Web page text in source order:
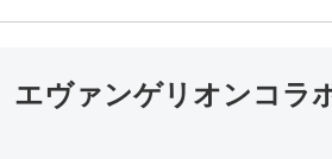
ヴァンゲリオンコラ